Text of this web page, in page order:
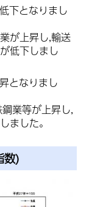
下となりまし
が上昇し,輸送
低下しまし
となりまし
業等が上昇し,
ました。
数)